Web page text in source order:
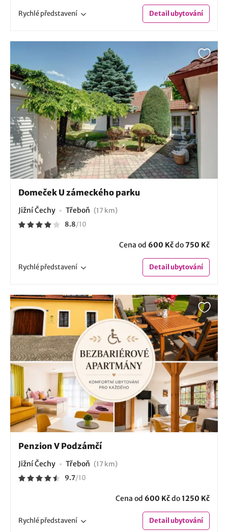
Rychlépředstavení Detailubytování
Domeček U zámeckého parku
Jižní Čechy Třeboň (17 km)
8.8/10
Cena od 600 Kčdo750 Kč
Rychlépředstavení Detailubytování
Penzion V Podzámčí
Jižní Čechy Třeboň (17 km)
9.7/10
Cena od 600 Kčdo1250 Kč
Rychlépředstavení Detailubytování